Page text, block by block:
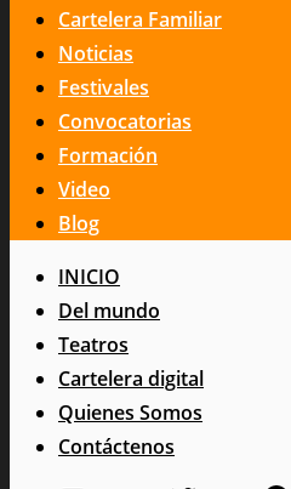
Cartelera Familiar
Noticias
Festivales
Convocatorias
Formación
Video
Blog
INICIO
Del mundo
Teatros
Cartelera digital
Quienes Somos
Contáctenos